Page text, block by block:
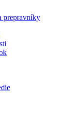
prepravníky